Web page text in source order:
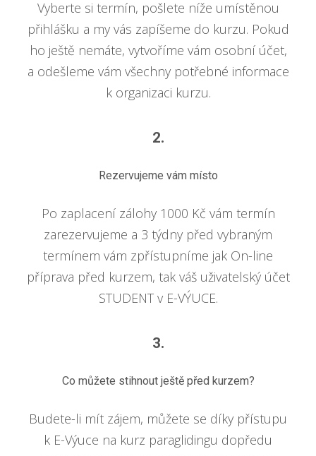
Vyberte si termín, pošlete níže umístěnou
přihlášku a my vás zapíšeme do kurzu. Pokud
ho ještě nemáte, vytvoříme vám osobní účet,
a odešleme vám všechny potřebné informace
k organizaci kurzu.
2.
Rezervujeme vám místo
Po zaplacení zálohy 1000 Kč vám termín
zarezervujeme a 3 týdny před vybraným
termínem vám zpřístupníme jak On-line
příprava před kurzem, tak váš uživatelský účet
STUDENT v E-VÝUCE.
3.
Co můžete stihnout ještě před kurzem?
Budete-li mít zájem, můžete se díky přístupu
k E-Výuce na kurz paraglidingu dopředu